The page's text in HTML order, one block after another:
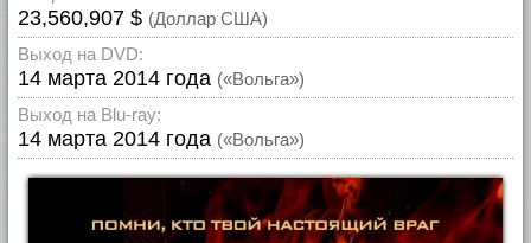
23,560,907 $ (Доллар США)
Выход на DVD:
14 марта 2014 года («Вольга»)
Выход на Blu-ray:
14 марта 2014 года («Вольга»)